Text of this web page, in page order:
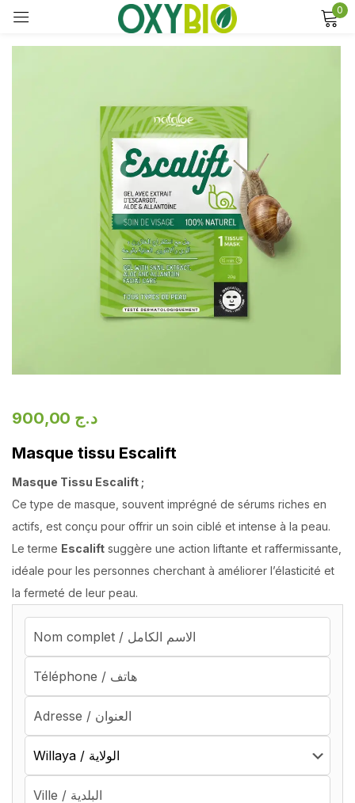
0
د.ج
Masque tissu Escalift
Masque Tissu Escalift ;
Ce type de masque, souvent imprégné de sérums riches en
actifs, est conçu pour offrir un soin ciblé et intense à la peau.
Le terme Escalift suggère une action liftante et raffermissante,
idéale pour les personnes cherchant à améliorer l’élasticité et
la fermeté de leur peau.
Sign in
Remember me Lost password?
Log in
Create an account